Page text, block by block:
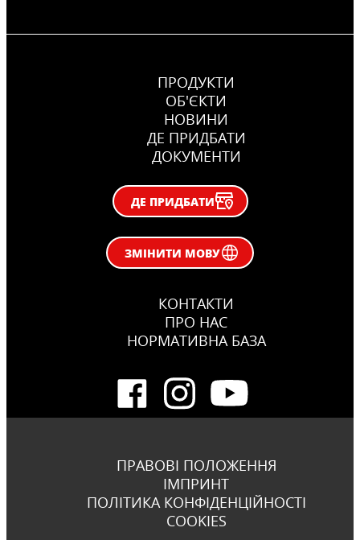
ПРОДУКТИ
ОБ'ЄКТИ
НОВИНИ
ДЕ ПРИДБАТИ
ДОКУМЕНТИ
ДЕ ПРИДБАТИ
ЗМІНИТИ МОВУ
КОНТАКТИ
ПРО НАС
НОРМАТИВНА БАЗА
ПРАВОВІ ПОЛОЖЕННЯ
ІМПРИНТ
ПОЛІТИКА КОНФІДЕНЦІЙНОСТІ
COOKIES